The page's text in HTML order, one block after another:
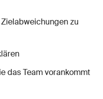
zu
das Team vorankommt